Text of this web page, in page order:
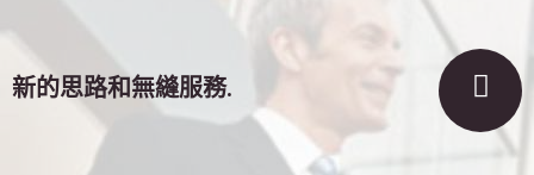
新的思路和無縫服務.